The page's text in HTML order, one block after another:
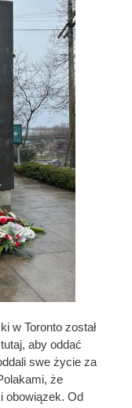
w Toronto został
aby oddać
swe życie za
że
obowiązek. Od